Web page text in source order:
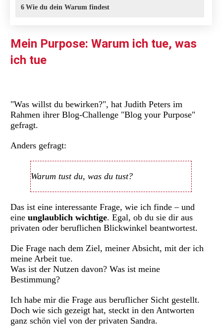
6 Wie du dein Warum findest
Mein Purpose: Warum ich tue, was
ich tue
"Was willst du bewirken?", hat Judith Peters im
Rahmen ihrer Blog-Challenge "Blog your Purpose"
gefragt.
Anders gefragt:
Warum tust du, was du tust?
Das ist eine interessante Frage, wie ich finde – und
eine unglaublich wichtige. Egal, ob du sie dir aus
privaten oder beruflichen Blickwinkel beantwortest.
Die Frage nach dem Ziel, meiner Absicht, mit der ich
meine Arbeit tue.
Was ist der Nutzen davon? Was ist meine
Bestimmung?
Ich habe mir die Frage aus beruflicher Sicht gestellt.
Doch wie sich gezeigt hat, steckt in den Antworten
ganz schön viel von der privaten Sandra.